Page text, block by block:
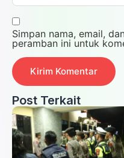
Simpan nama, email,
peramban ini untuk
Post Terkait